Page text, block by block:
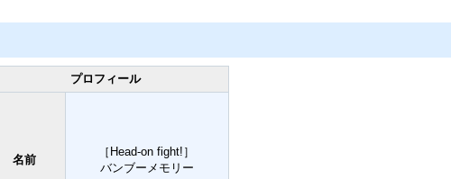
プロフィール
名前
［Head-on fight!］
バンブーメモリー